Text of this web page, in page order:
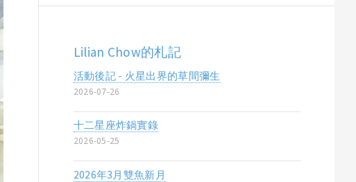
Lilian Chow的札記
活動後記 - 火星出界的草間彌生
2026-07-26
十二星座炸鍋實錄
2026-05-25
2026年3月雙魚新月